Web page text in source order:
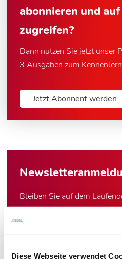
Diese Webseite verwendet
Bleiben Sie auf dem
Newsletter informiert Sie
über die wichtigsten
Themen und die neusten
abonnieren und
zugreifen?
Dann nutzen Sie jetzt unser
3 Ausgaben zum
Jetzt Abonnent werden